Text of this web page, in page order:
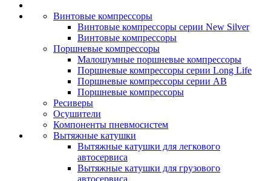
Винтовые компрессоры
Винтовые компрессоры серии New Silver
Винтовые компрессоры
Поршневые компрессоры
Малошумные поршневые компрессоры
Поршневые компрессоры серии Long Life
Поршневые компрессоры серии AB
Поршневые компрессоры
Ресиверы
Осушители
Компоненты пневмосистем
Вытяжные катушки
Вытяжные катушки для легкового
автосервиса
Вытяжные катушки для грузового
автосервиса